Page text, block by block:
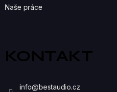
Naše práce
KONTAKT
info@bestaudio.cz